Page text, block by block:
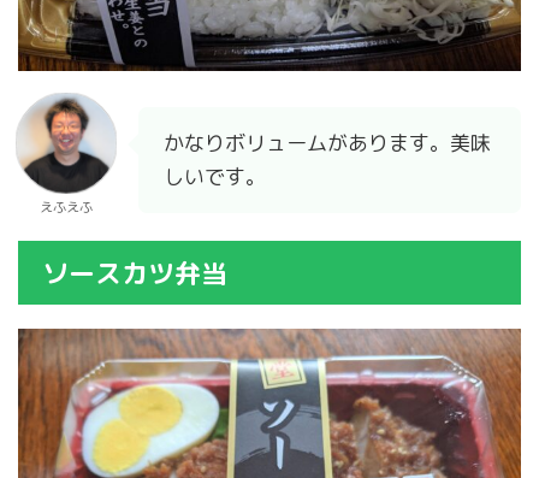
えふえふ
かなりボリュームがあります。美味
しいです。
ソースカツ弁当